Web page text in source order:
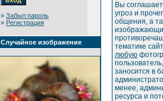
» Забыл пароль
» Регистрация
Случайное изображение
Вы
угроз и
общения, а
тематике
любую
заносится в
менее,
ресурса и